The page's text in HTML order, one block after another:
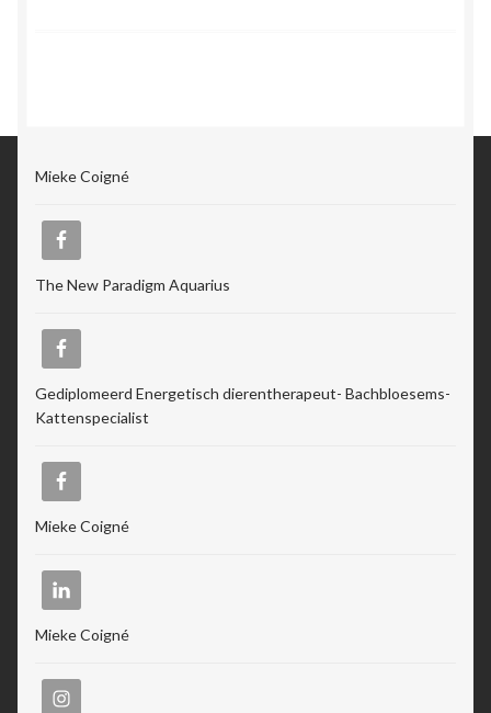
Mieke Coigné
The New Paradigm Aquarius
Gediplomeerd Energetisch dierentherapeut- Bachbloesems-
Kattenspecialist
Mieke Coigné
Mieke Coigné